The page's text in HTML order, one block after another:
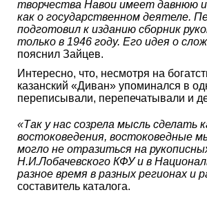
творчества Навои имеет давнюю
как о государственном деятеле.
подготовил к изданию сборник
только в 1946 году. Его идея о
пояснил Зайцев.
Интересно, что, несмотря на
казанский «Диван» упоминался в
переписывали, перепечатывали и
«Так у нас созрела мысль сделать
востоковедения, востоковедные
могло не отразиться на
Н.И.Лобачевского КФУ и в
разное время в разных регионах и
составитель каталога.